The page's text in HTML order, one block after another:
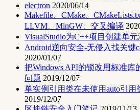
electron 2020/06/14
Makefile、CMake、
LLVM、MinGW、交叉编译
VisualStudio为C++项目创建单
Android逆向安全-无侵入找关键
2020/01/07
把Windows API的锁改用标准库
问题 2019/12/07
单实例引用类在未使用auto引用
2019/12/07